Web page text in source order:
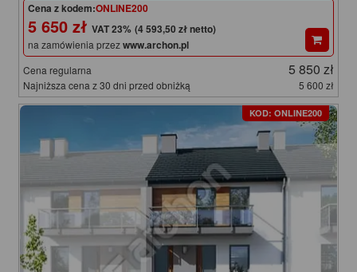
Cena z kodem:ONLINE200
5 650 zł (4 593,50 zł netto)
na zamówienia przezwww.archon.pl
Cena regularna 5 850 zł
Najniższa cena z 30 dni przed obniżką 5 600 zł
KOD: ONLINE200